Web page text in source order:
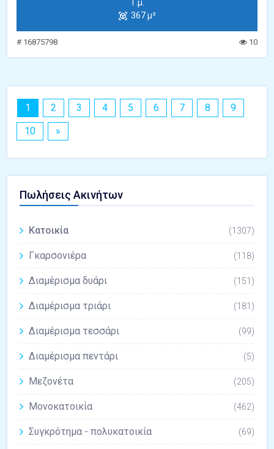
Τ.μ.
367 μ²
# 16875798 10
1 2 3 4 5 6 7 8
9
10
»
Πωλήσεις Ακινήτων
Κατοικία (1307)
Γκαρσονιέρα (118)
Διαμέρισμα δυάρι (151)
Διαμέρισμα τριάρι (181)
Διαμέρισμα τεσσάρι (99)
Διαμέρισμα πεντάρι (5)
Μεζονέτα (205)
Μονοκατοικία (462)
Συγκρότημα - πολυκατοικία (69)